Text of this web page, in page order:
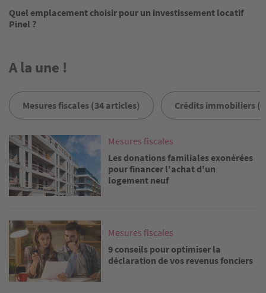
Quel emplacement choisir pour un investissement locatif
Pinel ?
A la une !
Mesures fiscales (34 articles) Crédits immobiliers
Image
Mesures fiscales
Les donations familiales exonérées
pour financer l'achat d'un
logement neuf
Image
Mesures fiscales
9 conseils pour optimiser la
déclaration de vos revenus fonciers